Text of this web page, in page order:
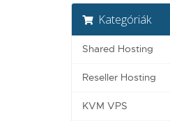
Kategóriák
Shared Hosting
Reseller Hosting
KVM VPS